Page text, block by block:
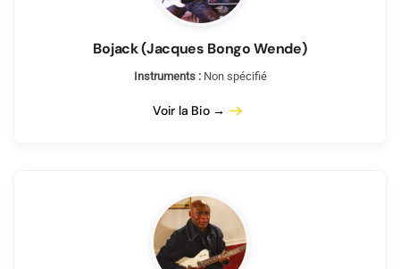
Bojack (Jacques Bongo Wende)
Instruments :Non spécifié
Voir la Bio →